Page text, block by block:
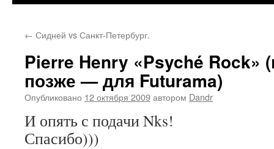
содержимому
← Сидней vs Санкт-Петербург.
Pierre Henry «Psyché Rock»
позже — для Futurama)
Опубликовано 12 октября 2009автором Dandr
И опять с подачи Nks!
Спасибо)))